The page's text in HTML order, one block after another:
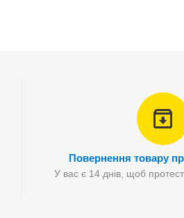
Повернення товару
У вас є 14 днів, щоб